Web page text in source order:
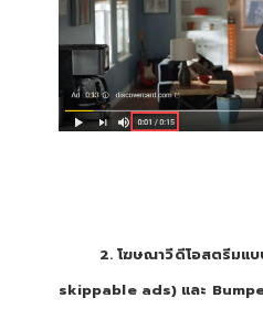
2. โฆษณาวีดีโอสตรีมแบบ
skippable ads) และ